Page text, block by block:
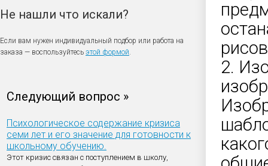
Не нашли что искали?
Если вам нужен индивидуальный подбор или работа на
заказа — воспользуйтесь этой формой.
Следующий вопрос »
Психологическое содержание кризиса
семи лет и его значение для готовности к
школьному обучению.
Этот кризис связан с поступлением в школу,
2.